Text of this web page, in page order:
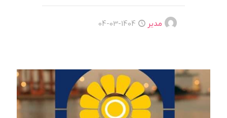
مدیر 1404-03-04